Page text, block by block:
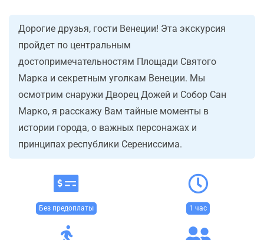
Дорогие друзья, гости Венеции! Эта экскурсия
пройдет по центральным
достопримечательностям Площади Святого
Марка и секретным уголкам Венеции. Мы
осмотрим снаружи Дворец Дожей и Собор Сан
Марко, я расскажу Вам тайные моменты в
истории города, о важных персонажах и
принципах республики Серениссима.
Без предоплаты 1 час